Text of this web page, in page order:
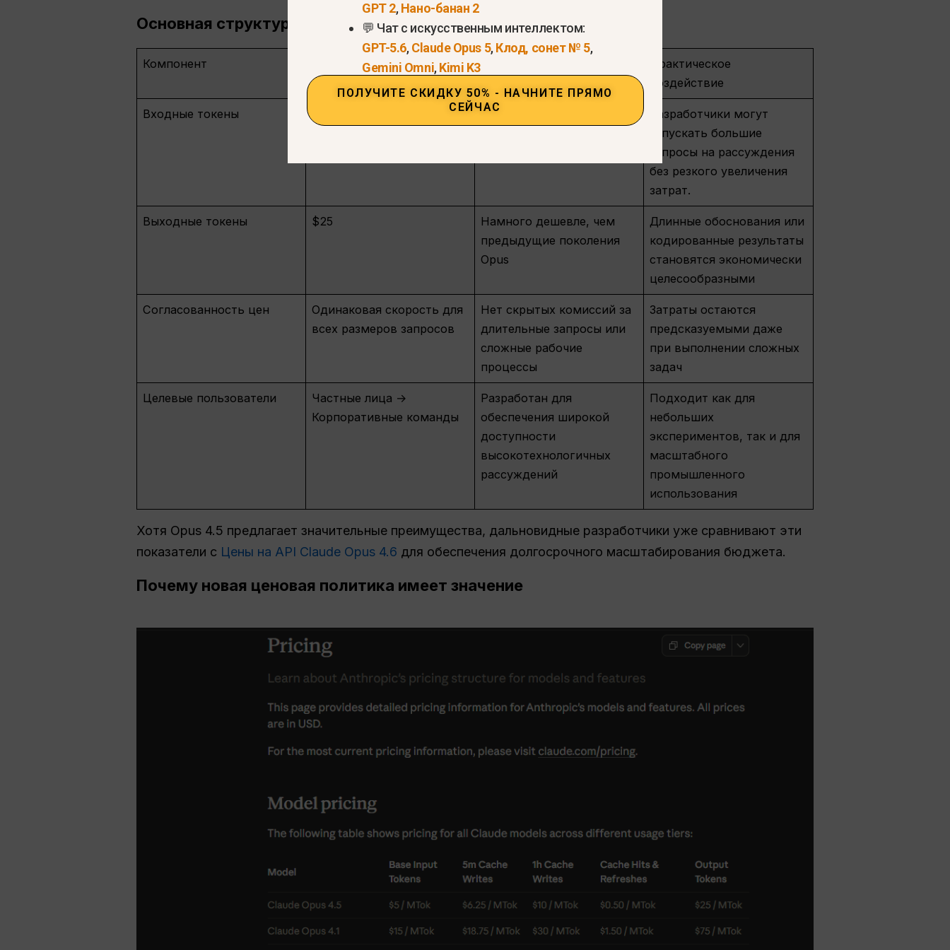
Основная структура ценообразования
Компонент Цена (за 1 млн токенов)
Практическое
воздействие
Входные токены
Одна из самых низких цен
Разработчики могут
запускать большие
запросы на рассуждения
без резкого увеличения
затрат.
Выходные токены $25
Намного дешевле, чем
предыдущие поколения
Opus
Длинные обоснования или
кодированные результаты
становятся экономически
целесообразными
Согласованность цен
Одинаковая скорость для
всех размеров запросов
Нет скрытых комиссий за
длительные запросы или
сложные рабочие
процессы
Затраты остаются
предсказуемыми даже
при выполнении сложных
задач
Целевые пользователи
Частные лица →
Корпоративные команды
Разработан для
обеспечения широкой
доступности
высокотехнологичных
рассуждений
Подходит как для
небольших
экспериментов, так и для
масштабного
промышленного
использования
Хотя Opus 4.5 предлагает значительные преимущества, дальновидные разработчики уже сравнивают эти
показатели с Цены на API Claude Opus 4.6 для обеспечения долгосрочного масштабирования бюджета.
Почему новая ценовая политика имеет значение
GPT 2,Нано-банан 2
💬 Чат с искусственным интеллектом:
GPT-5.6,Claude Opus 5,Клод, сонет № 5,
Gemini Omni,Kimi K3
ПОЛУЧИТЕ СКИДКУ 50% - НАЧНИТЕ ПРЯМО
СЕЙЧАС